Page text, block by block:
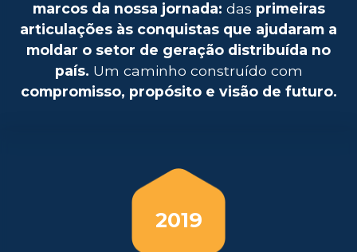
marcos da nossa jornada: das primeiras
articulações às conquistas que ajudaram a
moldar o setor de geração distribuída no
país. Um caminho construído com
compromisso, propósito e visão de futuro.
2019